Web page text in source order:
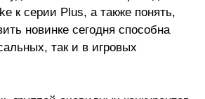
к серии Plus, а также понять,
новинке сегодня способна
так и в игровых